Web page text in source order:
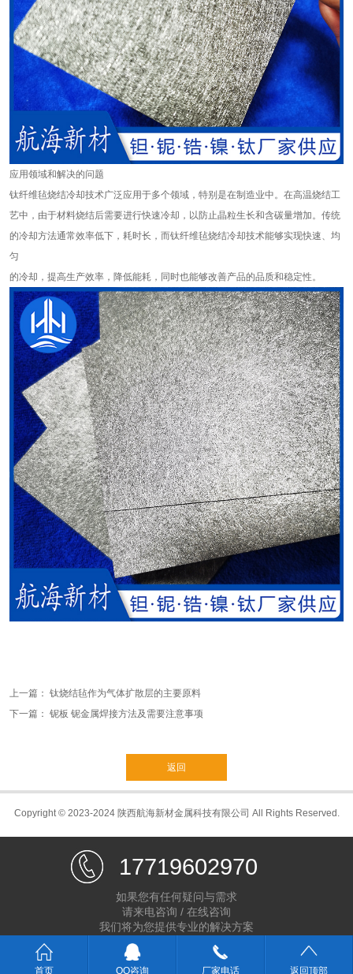
应用领域和解决的问题
钛纤维毡烧结冷却技术广泛应用于多个领域，特别是在制造业中。在高温烧结工
艺中，由于材料烧结后需要进行快速冷却，以防止晶粒生长和含碳量增加。传统
的冷却方法通常效率低下，耗时长，而钛纤维毡烧结冷却技术能够实现快速、均
匀
的冷却，提高生产效率，降低能耗，同时也能够改善产品的品质和稳定性。
上一篇： 钛烧结毡作为气体扩散层的主要原料
下一篇： 铌板 铌金属焊接方法及需要注意事项
返回
Copyright © 2023-2024 陕西航海新材金属科技有限公司 All Rights Reserved.
17719602970
如果您有任何疑问与需求
请来电咨询 / 在线咨询
我们将为您提供专业的解决方案
首页 QQ咨询 厂家电话 返回顶部